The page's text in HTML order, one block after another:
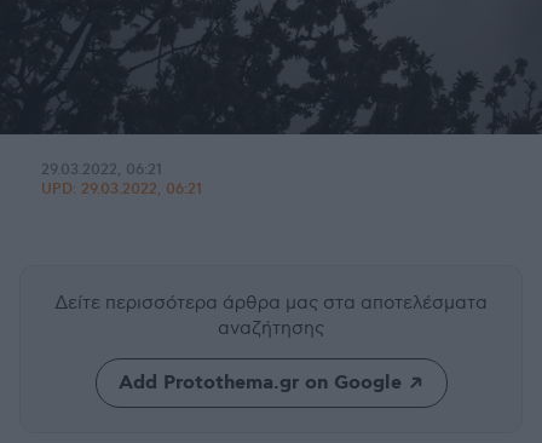
29.03.2022, 06:21
UPD: 29.03.2022, 06:21
Δείτε περισσότερα άρθρα μας στα αποτελέσματα
αναζήτησης
Add Protothema.gr on Google